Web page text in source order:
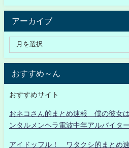
アーカイブ
おすすめ～ん
おすすめサイト
おネコさん的まとめ速報 僕の彼女
ンタルメンヘラ電波中年アルバイタ
アイドッフル！ ワタクシ的まとめ